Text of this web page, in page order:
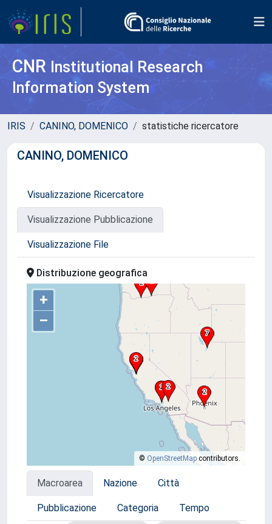
CNR Institutional Research
Information System
IRIS CANINO, DOMENICO statistiche ricercatore
CANINO, DOMENICO
Visualizzazione Ricercatore
Visualizzazione Pubblicazione
Visualizzazione File
Distribuzione geografica
+
–
© OpenStreetMap contributors.
Macroarea Nazione Città
Pubblicazione Categoria Tempo